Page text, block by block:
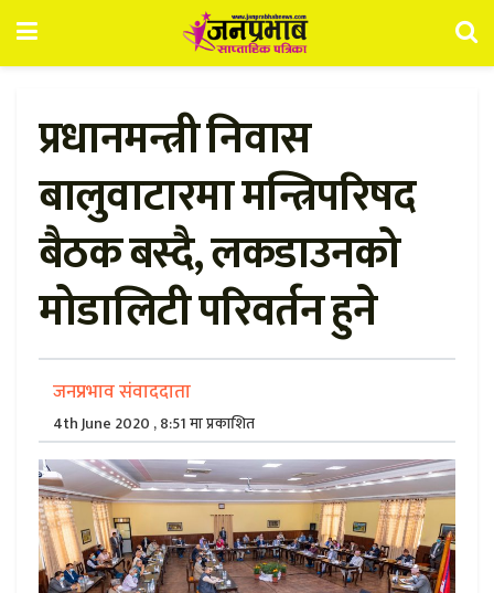
प्रधानमन्त्री निवास
बालुवाटारमा मन्त्रिपरिषद
बैठक बस्दै, लकडाउनको
मोडालिटी परिवर्तन हुने
जनप्रभाव संवाददाता
4th June 2020 , 8:51 मा प्रकाशित